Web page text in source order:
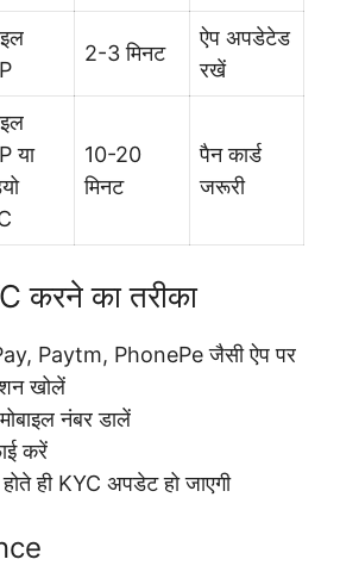
2-3 मिनट
ऐप अपडेटेड
रखें
या
10-20
मिनट
पैन कार्ड
जरूरी
करने का तरीका
Paytm, PhonePe जैसी ऐप पर
खोलें
नंबर डालें
करें
ही KYC अपडेट हो जाएगी